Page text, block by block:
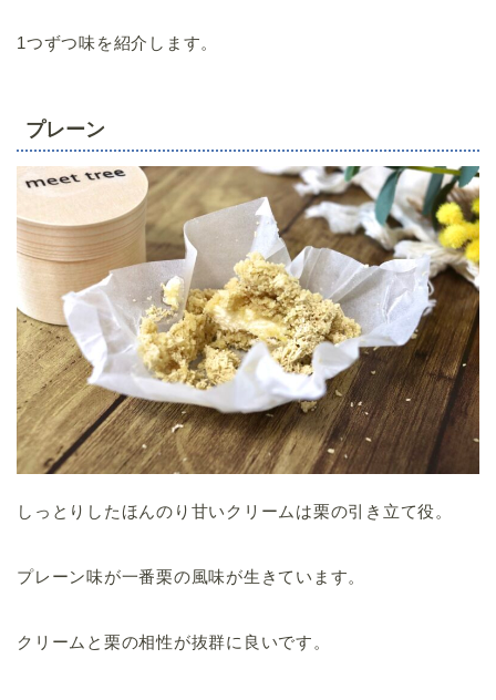
1つずつ味を紹介します。
プレーン
しっとりしたほんのり甘いクリームは栗の引き立て役。
プレーン味が一番栗の風味が生きています。
クリームと栗の相性が抜群に良いです。